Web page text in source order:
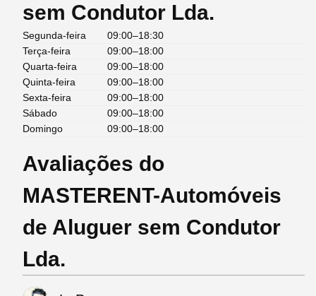
sem Condutor Lda.
Segunda-feira
09:00–18:30
Terça-feira
09:00–18:00
Quarta-feira
09:00–18:00
Quinta-feira
09:00–18:00
Sexta-feira
09:00–18:00
Sábado
09:00–18:00
Domingo
09:00–18:00
Avaliações do
MASTERENT-Automóveis
de Aluguer sem Condutor
Lda.